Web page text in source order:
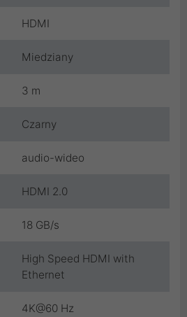
HDMI
Miedziany
3 m
Czarny
audio-wideo
HDMI 2.0
18 GB/s
High Speed HDMI with
Ethernet
4K@60 Hz